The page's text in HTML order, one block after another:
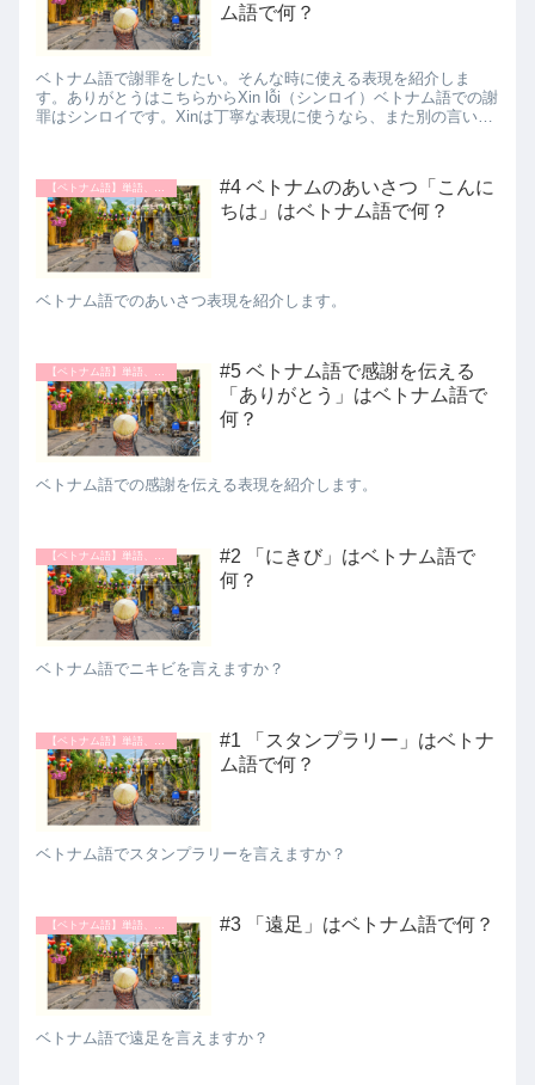
ム語で何？
ベトナム語で謝罪をしたい。そんな時に使える表現を紹介しま
す。ありがとうはこちらからXin lỗi（シンロイ）ベトナム語での謝
罪はシンロイです。Xinは丁寧な表現に使うなら、また別の言い方
#4 ベトナムのあいさつ「こんに
ちは」はベトナム語で何？
ベトナム語でのあいさつ表現を紹介します。
【ベトナム語】単語、表現
#5 ベトナム語で感謝を伝える
「ありがとう」はベトナム語で
何？
ベトナム語での感謝を伝える表現を紹介します。
【ベトナム語】単語、表現
#2 「にきび」はベトナム語で
何？
ベトナム語でニキビを言えますか？
#1 「スタンプラリー」はベトナ
ム語で何？
ベトナム語でスタンプラリーを言えますか？
#3 「遠足」はベトナム語で何？
ベトナム語で遠足を言えますか？